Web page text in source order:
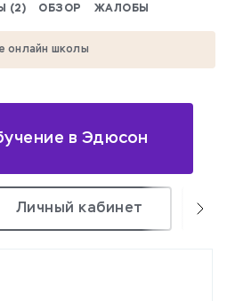
(2) ОБЗОР ЖАЛОБЫ
онлайн школы
в Эдюсон
Личный кабинет